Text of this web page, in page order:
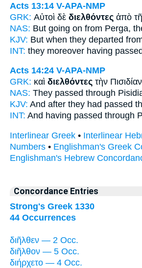
Acts 13:14 V-APA-NMP
GRK: Αὐτοὶ δὲ διελθόντες ἀπὸ
NAS: But going on from Perga,
KJV: But when they departed
INT: they moreover having
Acts 14:24 V-APA-NMP
GRK: καὶ διελθόντες τὴν Πισιδίαν
NAS: They passed through
KJV: And after they had passed
INT: And having passed through
Interlinear Greek • Interlinear
Numbers • Englishman's Greek
Englishman's Hebrew
Concordance Entries
Strong's Greek 1330
44 Occurrences
διῆλθεν — 2 Occ.
διῆλθον — 5 Occ.
διήρχετο — 4 Occ.